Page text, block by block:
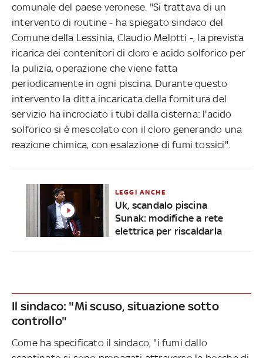
comunale del paese veronese. "Si trattava di un
intervento di routine - ha spiegato sindaco del
Comune della Lessinia, Claudio Melotti -, la prevista
ricarica dei contenitori di cloro e acido solforico per
la pulizia, operazione che viene fatta
periodicamente in ogni piscina. Durante questo
intervento la ditta incaricata della fornitura del
servizio ha incrociato i tubi dalla cisterna: l'acido
solforico si è mescolato con il cloro generando una
reazione chimica, con esalazione di fumi tossici".
LEGGI ANCHE
Uk, scandalo piscina
Sunak: modifiche a rete
elettrica per riscaldarla
Il sindaco: "Mi scuso, situazione sotto
controllo"
Come ha specificato il sindaco, "i fumi dallo